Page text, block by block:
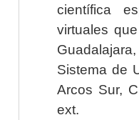
científica
virtuales
Sistema de
Arcos Sur,
ext.